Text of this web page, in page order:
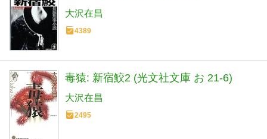
大沢在昌
4389
毒猿: 新宿鮫2 (光文社文庫 お 21-6)
大沢在昌
2495